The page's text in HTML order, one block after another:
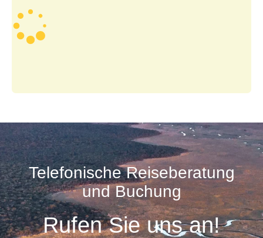
Telefonische Reiseberatung
und Buchung
Rufen Sie uns an!